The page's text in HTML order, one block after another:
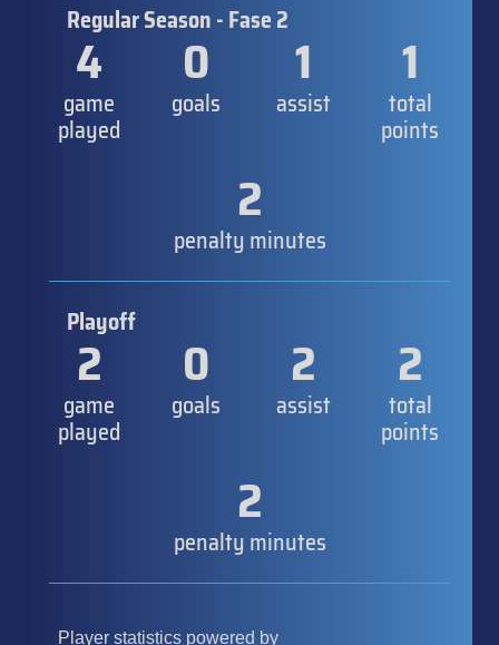
Regular Season - Fase 2
4
game
played
0
goals
1
assist
1
total
points
2
penalty minutes
Playoff
2
game
played
0
goals
2
assist
2
total
points
2
penalty minutes